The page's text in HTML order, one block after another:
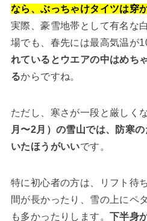
なら、ぶっちゃけタイツは穿
実際、豪雪地帯として有名な
場でも、春先には最高気温が
れているとウエアの中はめち
るからですね。
ただし、寒さが一段と厳しく
月〜2月）の雪山では、防寒
いたほうがいいです。
特に初心者の方は、リフト待
間が長かったり、雪の上にペ
も多かったりします。 下半身